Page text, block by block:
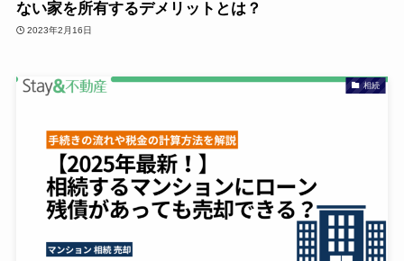
ない家を所有するデメリットとは？
2023年2月16日
相続